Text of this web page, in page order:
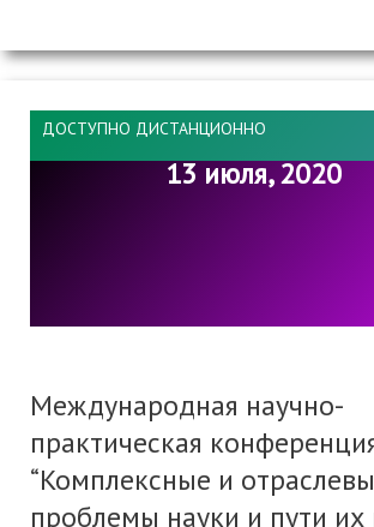
ДОСТУПНО ДИСТАНЦИОННО
13 июля, 2020
Международная научно-
практическая
“Комплексные и
проблемы науки и пути их